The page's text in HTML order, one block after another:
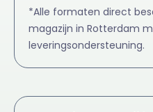
*Alle formaten direct
magazijn in Rotterdam
leveringsondersteuning.